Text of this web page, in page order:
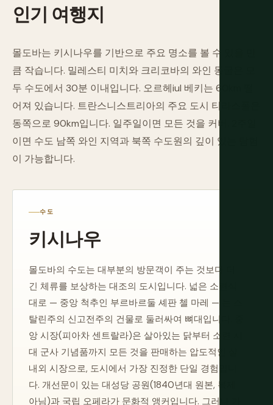
인기 여행지
몰도바는 키시나우를 기반으로 주요 명소를 볼 수 있을 만
큼 작습니다. 밀레스티 미치와 크리코바의 와인 동굴은 모
두 수도에서 30분 이내입니다. 오르헤iul 베키는 60km 떨
어져 있습니다. 트란스니스트리아의 주요 도시 티라스폴은
동쪽으로 90km입니다. 일주일이면 모든 것을 커버. 2주일
이면 수도 남쪽 와인 지역과 북쪽 수도원의 깊이 있는 탐험
이 가능합니다.
수도
키시나우
몰도바의 수도는 대부분의 방문객이 주는 것보다 더
긴 체류를 보상하는 대조의 도시입니다. 넓은 소련식
대로 — 중앙 척추인 부르바르둘 셰판 첼 마레 — 는 스
탈린주의 신고전주의 건물로 둘러싸여 뼈대입니다. 중
앙 시장(피아차 센트랄라)은 살아있는 닭부터 소련 시
대 군사 기념품까지 모든 것을 판매하는 압도적인 실
내외 시장으로, 도시에서 가장 진정한 단일 경험입니
다. 개선문이 있는 대성당 공원(1840년대 원본, 복제
아님)과 국립 오페라가 문화적 앵커입니다. 그러나 가